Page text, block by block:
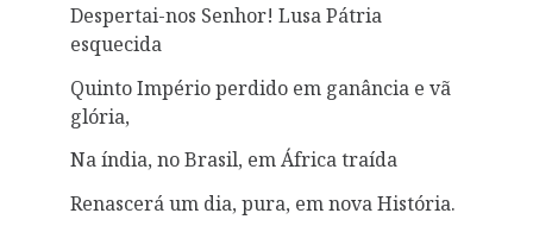
Despertai-nos Senhor! Lusa Pátria
esquecida
Quinto Império perdido em ganância e vã
glória,
Na índia, no Brasil, em África traída
Renascerá um dia, pura, em nova História.